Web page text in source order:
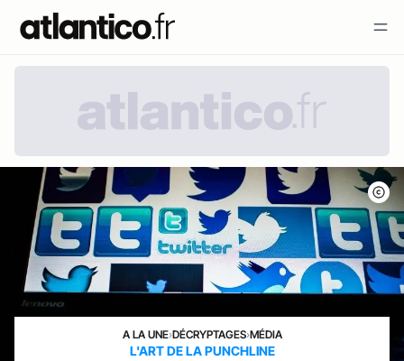
A LA UNE›DÉCRYPTAGES›MÉDIA
L'ART DE LA PUNCHLINE